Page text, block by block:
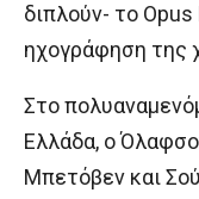
διπλούν- το
ηχογράφηση της
Στο
Ελλάδα, ο
Μπετόβεν και